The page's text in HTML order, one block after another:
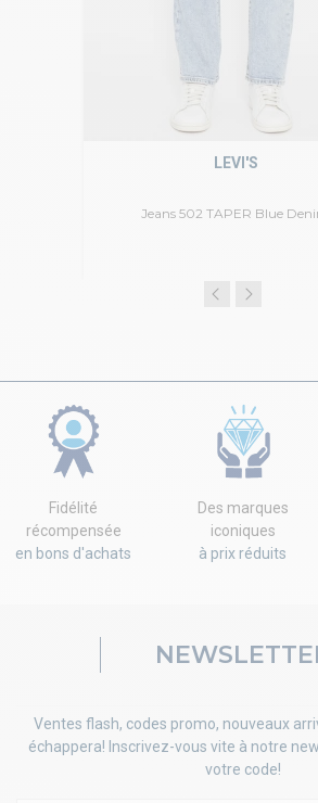
Jeans 502 TAPER Blue
LEVI'S
Fidélité
récompensée
en bons d'achats
Des marques
iconiques
à prix réduits
Ventes flash, codes promo, nouveaux
échappera! Inscrivez-vous vite à notre
votre code!